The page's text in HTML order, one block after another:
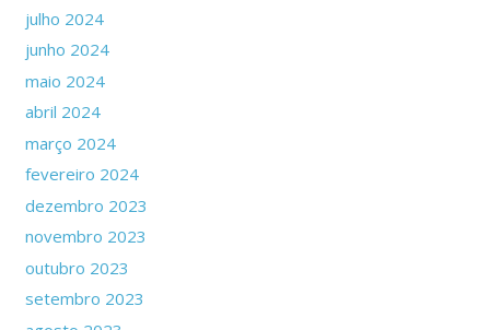
julho 2024
junho 2024
maio 2024
abril 2024
março 2024
fevereiro 2024
dezembro 2023
novembro 2023
outubro 2023
setembro 2023